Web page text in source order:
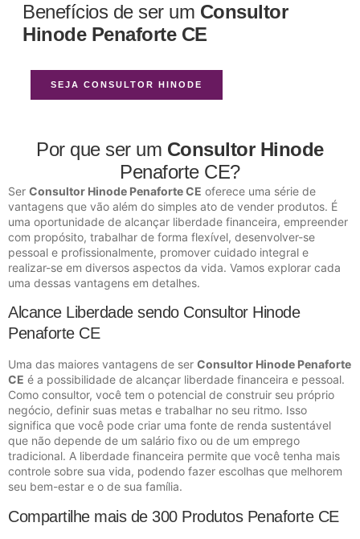
Benefícios de ser um Consultor
Hinode Penaforte CE
SEJA CONSULTOR HINODE
Por que ser um Consultor Hinode
Penaforte CE?
Ser Consultor Hinode Penaforte CE oferece uma série de
vantagens que vão além do simples ato de vender produtos. É
uma oportunidade de alcançar liberdade financeira, empreender
com propósito, trabalhar de forma flexível, desenvolver-se
pessoal e profissionalmente, promover cuidado integral e
realizar-se em diversos aspectos da vida. Vamos explorar cada
uma dessas vantagens em detalhes.
Alcance Liberdade sendo Consultor Hinode
Penaforte CE
Uma das maiores vantagens de ser Consultor Hinode Penaforte
CE é a possibilidade de alcançar liberdade financeira e pessoal.
Como consultor, você tem o potencial de construir seu próprio
negócio, definir suas metas e trabalhar no seu ritmo. Isso
significa que você pode criar uma fonte de renda sustentável
que não depende de um salário fixo ou de um emprego
tradicional. A liberdade financeira permite que você tenha mais
controle sobre sua vida, podendo fazer escolhas que melhorem
seu bem-estar e o de sua família.
Compartilhe mais de 300 Produtos Penaforte CE